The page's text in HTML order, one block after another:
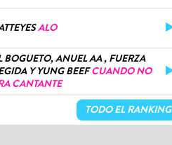
ALO
BOGUETO, ANUEL AA , FUERZA
Y YUNG BEEFCUANDO NO
CANTANTE
TODO EL RANKING